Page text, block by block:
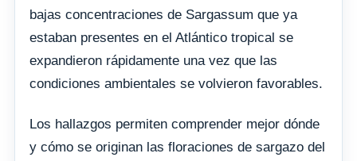
bajas concentraciones de Sargassum que ya
estaban presentes en el Atlántico tropical se
expandieron rápidamente una vez que las
condiciones ambientales se volvieron favorables.
Los hallazgos permiten comprender mejor dónde
y cómo se originan las floraciones de sargazo del